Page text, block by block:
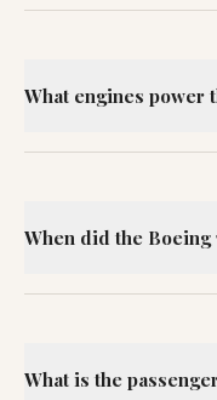
What engines power
When did the Boeing
What is the